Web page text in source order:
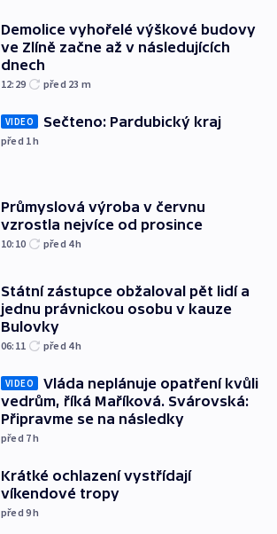
Demolice vyhořelé výškové budovy
ve Zlíně začne až v následujících
dnech
12:29 před 23 m
VIDEO Sečteno: Pardubický kraj
před 1h
Průmyslová výroba v červnu
vzrostla nejvíce od prosince
10:10 před 4h
Státní zástupce obžaloval pět lidí a
jednu právnickou osobu v kauze
Bulovky
06:11 před 4h
VIDEO
Vláda neplánuje opatření kvůli
vedrům, říká Maříková. Svárovská:
Připravme se na následky
před 7h
Krátké ochlazení vystřídají
víkendové tropy
před 9h